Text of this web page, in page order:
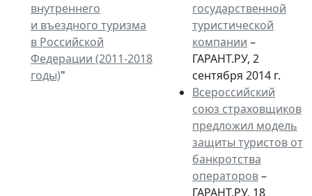
внутреннего
и въездного туризма
в Российской
Федерации (2011-2018
годы)"
государственной
туристической
компании –
ГАРАНТ.РУ, 2
сентября 2014 г.
Всероссийский
союз страховщиков
предложил модель
защиты туристов от
банкротства
операторов–
ГАРАНТ.РУ, 18